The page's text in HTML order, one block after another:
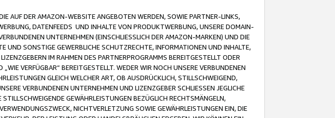
AUF DER AMAZON-WEBSITE ANGEBOTEN WERDEN, SOWIE PARTNER-LINKS,
DATENFEEDS UND INHALTE VON PRODUKTWERBUNG, UNSERE DOMAIN-
UNTERNEHMEN (EINSCHLIESSLICH DER AMAZON-MARKEN) UND DIE
UND SONSTIGE GEWERBLICHE SCHUTZRECHTE, INFORMATIONEN UND INHALTE,
IM RAHMEN DES PARTNERPROGRAMMS BEREITGESTELLT ODER
„WIE VERFÜGBAR“ BEREITGESTELLT. WEDER WIR NOCH UNSERE VERBUNDENEN
GLEICH WELCHER ART, OB AUSDRÜCKLICH, STILLSCHWEIGEND,
VERBUNDENEN UNTERNEHMEN UND LIZENZGEBER SCHLIESSEN JEGLICHE
GEWÄHRLEISTUNGEN BEZÜGLICH RECHTSMÄNGELN,
NICHTVERLETZUNG SOWIE GEWÄHRLEISTUNGEN EIN, DIE